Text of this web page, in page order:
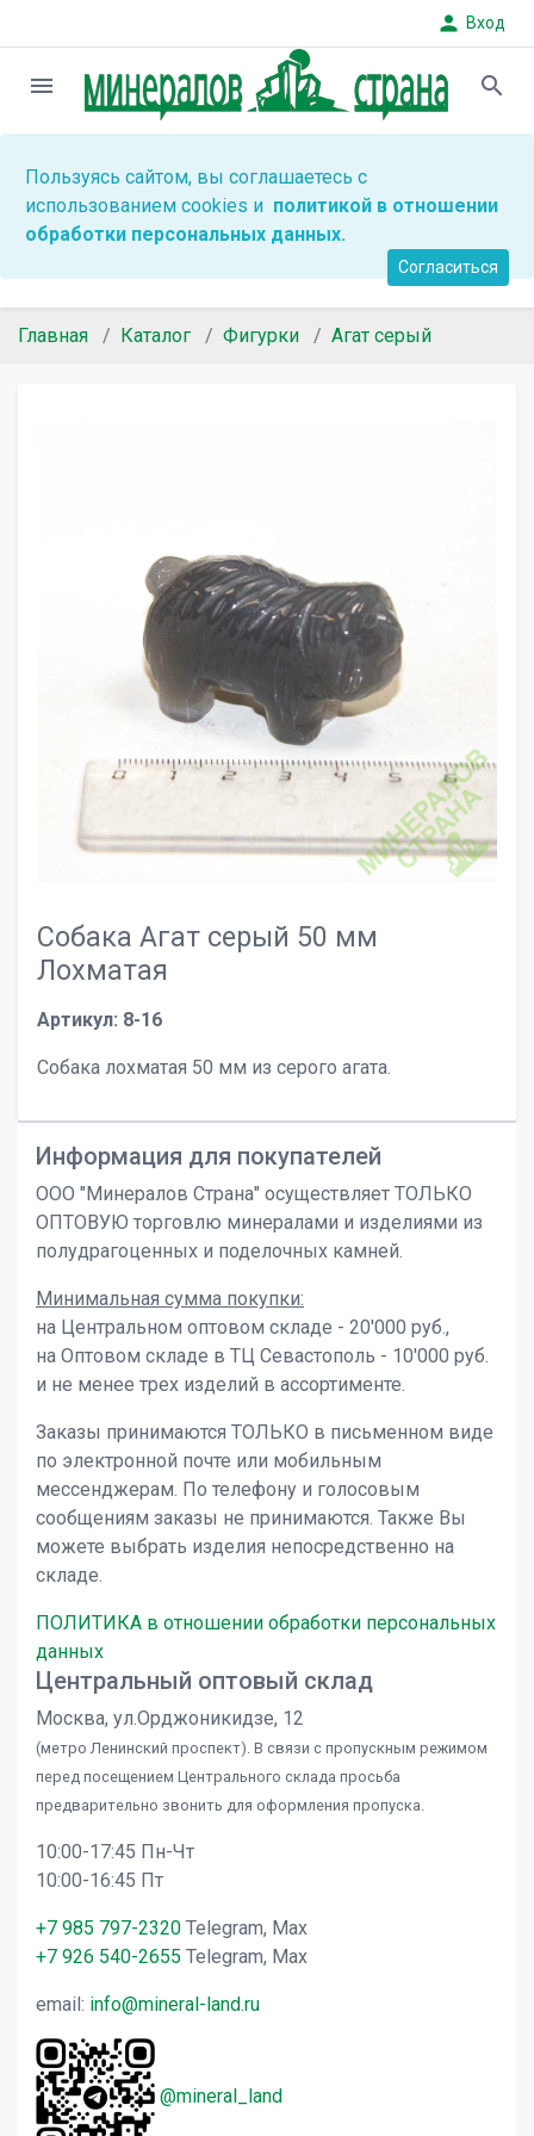
person Вход
menu search
Пользуясь сайтом, вы соглашаетесь с
использованием cookies и политикой в отношении
обработки персональных данных.
Согласиться
Главная Каталог Фигурки Агат серый
Собака Агат серый 50 мм
Лохматая
Артикул: 8-16
Собака лохматая 50 мм из серого агата.
Информация для покупателей
ООО "Минералов Страна" осуществляет ТОЛЬКО
ОПТОВУЮ торговлю минералами и изделиями из
полудрагоценных и поделочных камней.
Минимальная сумма покупки:
на Центральном оптовом складе - 20'000 руб.,
на Оптовом складе в ТЦ Севастополь - 10'000 руб.
и не менее трех изделий в ассортименте.
Заказы принимаются ТОЛЬКО в письменном виде
по электронной почте или мобильным
мессенджерам. По телефону и голосовым
сообщениям заказы не принимаются. Также Вы
можете выбрать изделия непосредственно на
складе.
ПОЛИТИКА в отношении обработки персональных
данных
Центральный оптовый склад
Москва, ул.Орджоникидзе, 12
(метро Ленинский проспект). В связи с пропускным режимом
перед посещением Центрального склада просьба
предварительно звонить для оформления пропуска.
10:00-17:45 Пн-Чт
10:00-16:45 Пт
+7 985 797-2320 Telegram, Max
+7 926 540-2655 Telegram, Max
email: info@mineral-land.ru
@mineral_land